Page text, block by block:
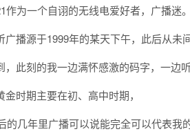
作为一个自诩的无线电爱好者，广播迷。
广播源于1999年的某天下午，此后从未间
，此刻的我一边满怀感激的码字，一边听
金时期主要在初、高中时期，
的几年里广播可以说能完全可以代表我